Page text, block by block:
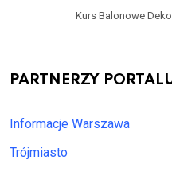
Kurs Balonowe
PARTNERZY
Informacje Warszawa
Trójmiasto